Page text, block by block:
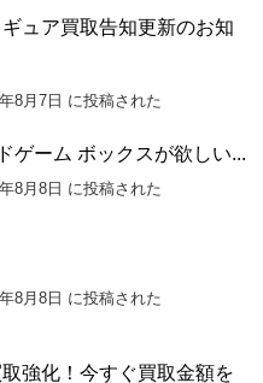
ュア買取告知更新のお知
8月7日 に投稿された
ゲーム ボックスが欲しい...
8月8日 に投稿された
8月8日 に投稿された
強化！今すぐ買取金額を